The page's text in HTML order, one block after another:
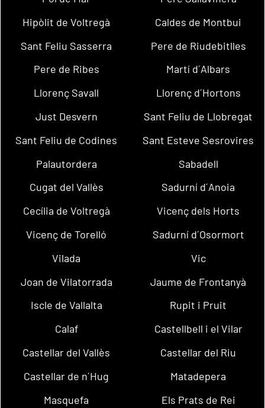
Hipòlit de Voltregà
Caldes de Montbui
Sant Feliu Sasserra
Pere de Riudebitlles
Pere de Ribes
Martí d´Albars
Llorenç Savall
Llorenç d´Hortons
Just Desvern
Sant Feliu de Llobregat
Sant Feliu de Codines
Sant Esteve Sesrovires
Palautordera
Sabadell
Cugat del Vallès
Sadurní d´Anoia
Cecília de Voltregà
Vicenç dels Horts
Vicenç de Torelló
Sadurní d´Osormort
Vilada
Vic
Joan de Vilatorrada
Jaume de Frontanyà
Iscle de Vallalta
Rupit i Pruit
Calaf
Castellbell i el Vilar
Castellar del Vallès
Castellar del Riu
Castellar de n´Hug
Matadepera
Masquefa
Els Prats de Rei